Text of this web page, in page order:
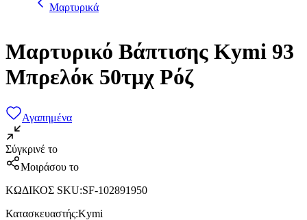
Μαρτυρικά
Μαρτυρικό Βάπτισης Kymi 93
Μπρελόκ 50τμχ Ρόζ
Αγαπημένα
Σύγκρινέ το
Μοιράσου το
ΚΩΔΙΚΟΣ SKU:SF-102891950
Κατασκευαστής:Kymi